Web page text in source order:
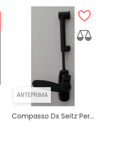
ANTEPRIMA
Compasso Dx Seitz Per...